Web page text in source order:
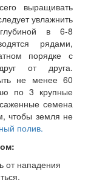
выращивать
увлажнить
в 6-8
рядами,
порядке с
от друга.
не менее 60
по 3 крупные
семена
чтобы земля не
полив.
от нападения